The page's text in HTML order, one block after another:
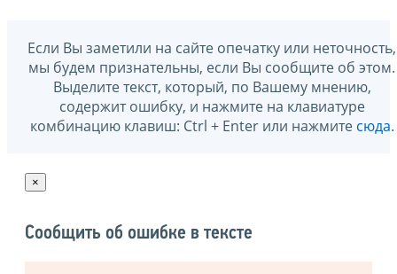
Если Вы заметили на сайте опечатку или неточность,
мы будем признательны, если Вы сообщите об этом.
Выделите текст, который, по Вашему мнению,
содержит ошибку, и нажмите на клавиатуре
комбинацию клавиш: Ctrl + Enter или нажмите сюда.
×
Сообщить об ошибке в тексте